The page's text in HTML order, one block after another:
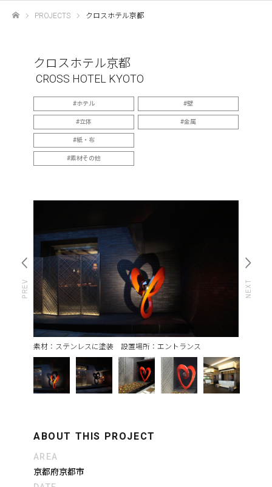
PROJECTS クロスホテル京都
クロスホテル京都
CROSS HOTEL KYOTO
ホテル 壁
立体 金属
紙・布
素材その他
素材：ステンレスに塗装 設置場所：エントランス
ABOUT THIS PROJECT
AREA
京都府京都市